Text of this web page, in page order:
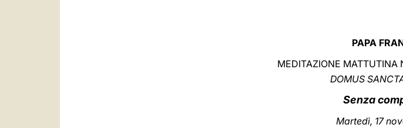
PAPA
MEDITAZIONE MATTUTINA
DOMUS
Senza
Martedì, 17